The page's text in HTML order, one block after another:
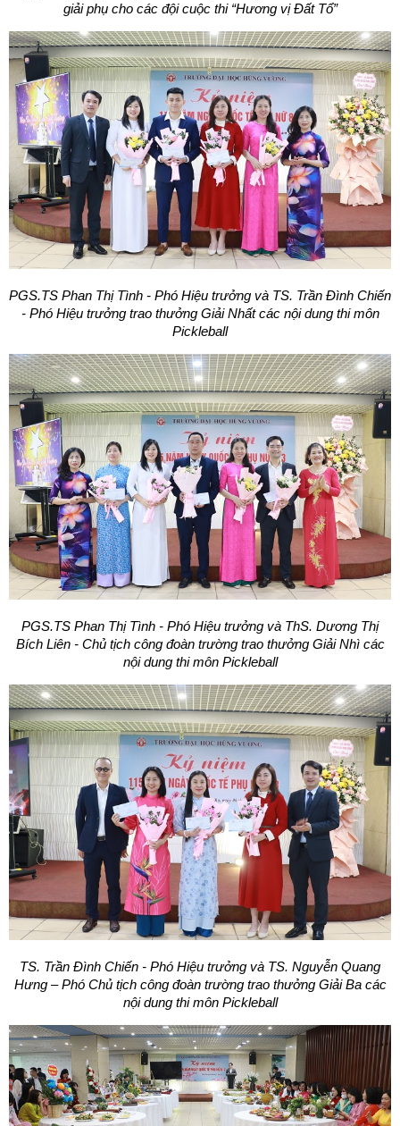
giải phụ cho các đội cuộc thi “Hương vị Đất Tổ”
PGS.TS Phan Thị Tình - Phó Hiệu trưởng và TS. Trần Đình Chiến
- Phó Hiệu trưởng trao thưởng Giải Nhất các nội dung thi môn
Pickleball
PGS.TS Phan Thị Tình - Phó Hiệu trưởng và ThS. Dương Thị
Bích Liên - Chủ tịch công đoàn trường trao thưởng Giải Nhì các
nội dung thi môn Pickleball
TS. Trần Đình Chiến - Phó Hiệu trưởng và TS. Nguyễn Quang
Hưng – Phó Chủ tịch công đoàn trường trao thưởng Giải Ba các
nội dung thi môn Pickleball